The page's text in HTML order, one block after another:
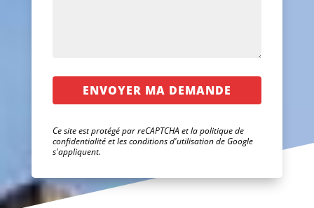
Ce site est protégé par reCAPTCHA et lapolitique de
confidentialitéet lesconditions d'utilisation de Google
s'appliquent.